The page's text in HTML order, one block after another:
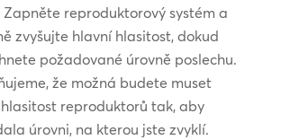
Zapněte reproduktorový systém a
zvyšujte hlavní hlasitost, dokud
požadované úrovně poslechu.
že možná budete muset
reproduktorů tak, aby
úrovni, na kterou jste zvyklí.